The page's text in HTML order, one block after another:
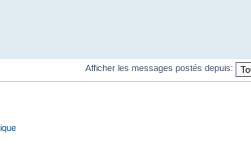
Afficher les messages postés depuis: